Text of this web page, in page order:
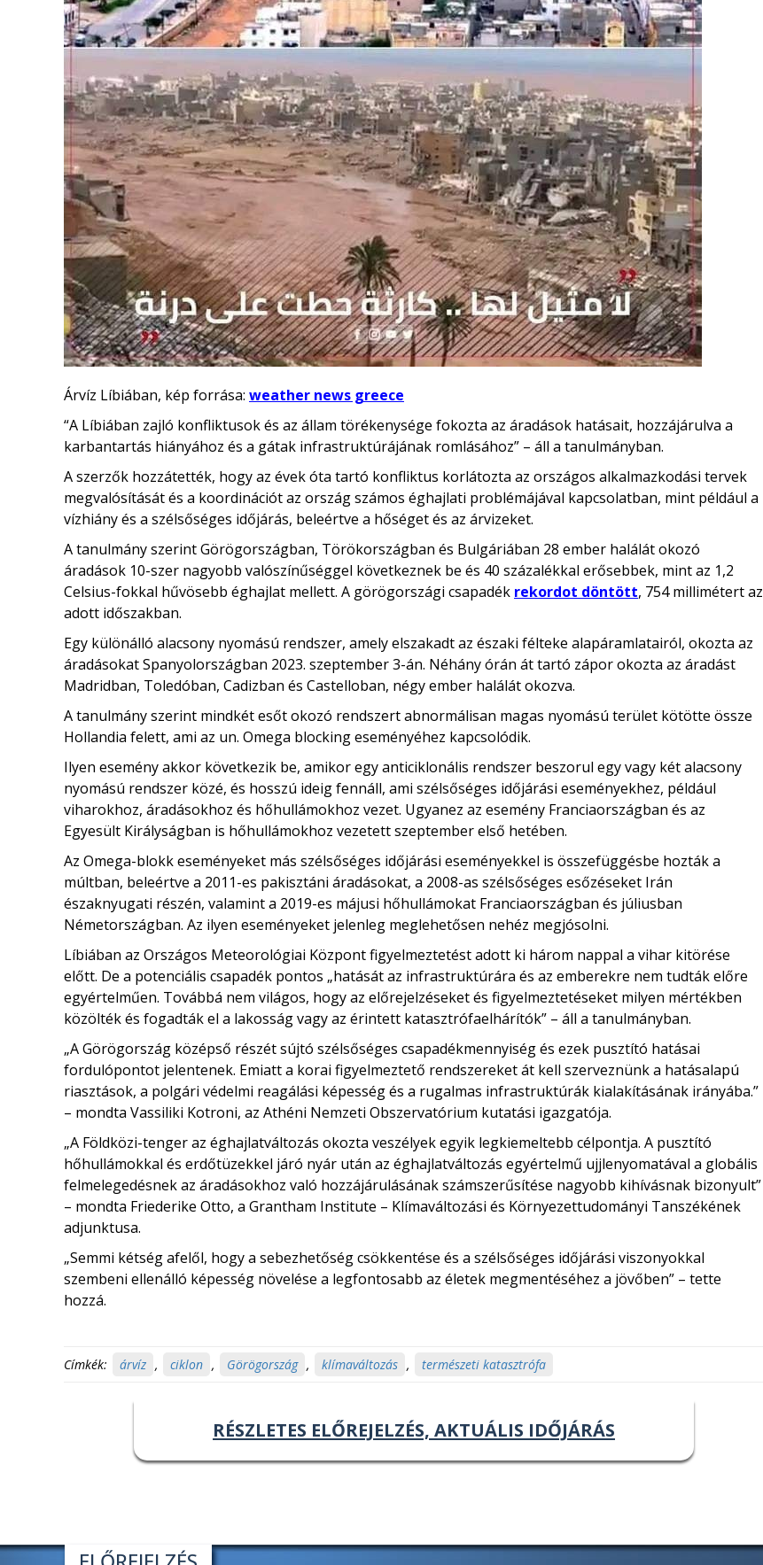
Árvíz Líbiában, kép forrása: weather news greece
“A Líbiában zajló konfliktusok és az állam törékenysége fokozta az áradások hatásait, hozzájárulva a
karbantartás hiányához és a gátak infrastruktúrájának romlásához” – áll a tanulmányban.
A szerzők hozzátették, hogy az évek óta tartó konfliktus korlátozta az országos alkalmazkodási tervek
megvalósítását és a koordinációt az ország számos éghajlati problémájával kapcsolatban, mint például a
vízhiány és a szélsőséges időjárás, beleértve a hőséget és az árvizeket.
A tanulmány szerint Görögországban, Törökországban és Bulgáriában 28 ember halálát okozó
áradások 10-szer nagyobb valószínűséggel következnek be és 40 százalékkal erősebbek, mint az 1,2
Celsius-fokkal hűvösebb éghajlat mellett. A görögországi csapadék rekordot döntött, 754 millimétert az
adott időszakban.
Egy különálló alacsony nyomású rendszer, amely elszakadt az északi félteke alapáramlatairól, okozta az
áradásokat Spanyolországban 2023. szeptember 3-án. Néhány órán át tartó zápor okozta az áradást
Madridban, Toledóban, Cadizban és Castelloban, négy ember halálát okozva.
A tanulmány szerint mindkét esőt okozó rendszert abnormálisan magas nyomású terület kötötte össze
Hollandia felett, ami az un. Omega blocking eseményéhez kapcsolódik.
Ilyen esemény akkor következik be, amikor egy anticiklonális rendszer beszorul egy vagy két alacsony
nyomású rendszer közé, és hosszú ideig fennáll, ami szélsőséges időjárási eseményekhez, például
viharokhoz, áradásokhoz és hőhullámokhoz vezet. Ugyanez az esemény Franciaországban és az
Egyesült Királyságban is hőhullámokhoz vezetett szeptember első hetében.
Az Omega-blokk eseményeket más szélsőséges időjárási eseményekkel is összefüggésbe hozták a
múltban, beleértve a 2011-es pakisztáni áradásokat, a 2008-as szélsőséges esőzéseket Irán
északnyugati részén, valamint a 2019-es májusi hőhullámokat Franciaországban és júliusban
Németországban. Az ilyen eseményeket jelenleg meglehetősen nehéz megjósolni.
Líbiában az Országos Meteorológiai Központ figyelmeztetést adott ki három nappal a vihar kitörése
előtt. De a potenciális csapadék pontos „hatását az infrastruktúrára és az emberekre nem tudták előre
egyértelműen. Továbbá nem világos, hogy az előrejelzéseket és figyelmeztetéseket milyen mértékben
közölték és fogadták el a lakosság vagy az érintett katasztrófaelhárítók” – áll a tanulmányban.
„A Görögország középső részét sújtó szélsőséges csapadékmennyiség és ezek pusztító hatásai
fordulópontot jelentenek. Emiatt a korai figyelmeztető rendszereket át kell szerveznünk a hatásalapú
riasztások, a polgári védelmi reagálási képesség és a rugalmas infrastruktúrák kialakításának irányába.”
– mondta Vassiliki Kotroni, az Athéni Nemzeti Obszervatórium kutatási igazgatója.
„A Földközi-tenger az éghajlatváltozás okozta veszélyek egyik legkiemeltebb célpontja. A pusztító
hőhullámokkal és erdőtüzekkel járó nyár után az éghajlatváltozás egyértelmű ujjlenyomatával a globális
felmelegedésnek az áradásokhoz való hozzájárulásának számszerűsítése nagyobb kihívásnak bizonyult”
– mondta Friederike Otto, a Grantham Institute – Klímaváltozási és Környezettudományi Tanszékének
adjunktusa.
„Semmi kétség afelől, hogy a sebezhetőség csökkentése és a szélsőséges időjárási viszonyokkal
szembeni ellenálló képesség növelése a legfontosabb az életek megmentéséhez a jövőben” – tette
hozzá.
Címkék: árvíz , ciklon , Görögország , klímaváltozás , természeti katasztrófa
RÉSZLETES ELŐREJELZÉS, AKTUÁLIS IDŐJÁRÁS